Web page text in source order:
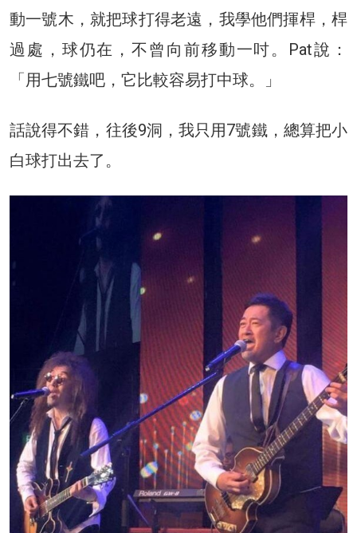
動一號木，就把球打得老遠，我學他們揮桿，桿
過處，球仍在，不曾向前移動一吋。Pat說：
「用七號鐵吧，它比較容易打中球。」
話說得不錯，往後9洞，我只用7號鐵，總算把小
白球打出去了。